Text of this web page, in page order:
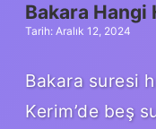
Bakara Hangi
Tarih: Aralık 12, 2024
Bakara suresi
Kerim’de beş